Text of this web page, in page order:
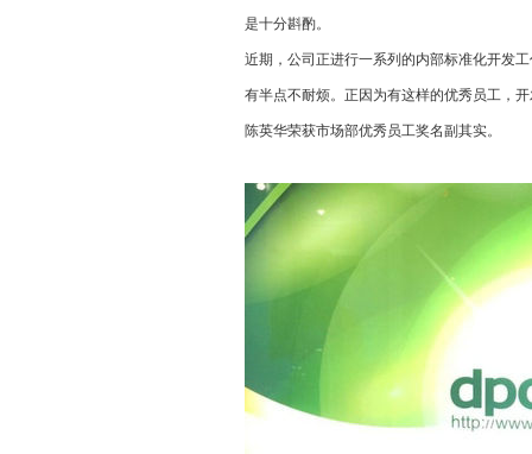
是十分斟酌。
近期，公司正进行一系列的内部标准化开发
有半点不耐烦。正因为有这样的优秀员工，
陈英华荣获市场部优秀员工奖名副其实。